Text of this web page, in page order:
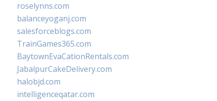
roselynns.com
balanceyoganj.com
salesforceblogs.com
TrainGames365.com
BaytownEvaCationRentals.com
JabalpurCakeDelivery.com
halobjd.com
intelligenceqatar.com